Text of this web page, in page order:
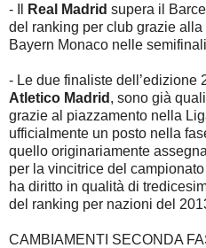
- Il Real Madrid supera il
del ranking per club grazie alla
Bayern Monaco nelle
- Le due finaliste dell’edizione
Atletico Madrid , sono già
grazie al piazzamento nella
ufficialmente un posto nella
quello originariamente
per la vincitrice del
ha diritto in qualità di
del ranking per nazioni del
CAMBIAMENTI SECONDA